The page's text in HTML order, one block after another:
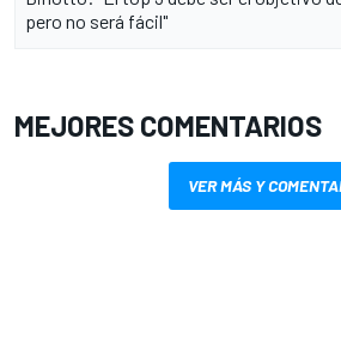
pero no será fácil"
MEJORES COMENTARIOS
VER MÁS Y